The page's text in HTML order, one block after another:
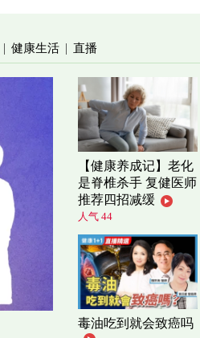
| 健康生活 | 直播
【健康养成记】老化
是脊椎杀手 复健医师
推荐四招减缓
人气 44
毒油吃到就会致癌吗